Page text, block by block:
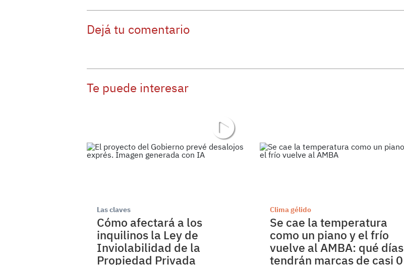
Dejá tu comentario
Te puede interesar
Las claves
Cómo afectará a los
inquilinos la Ley de
Inviolabilidad de la
Propiedad Privada
Clima gélido
Se cae la temperatura
como un piano y el frío
vuelve al AMBA: qué días
tendrán marcas de casi 0